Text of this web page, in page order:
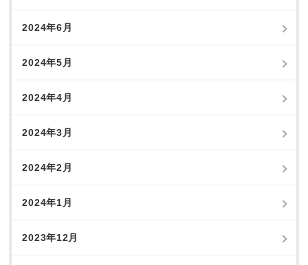
2024年6月
2024年5月
2024年4月
2024年3月
2024年2月
2024年1月
2023年12月